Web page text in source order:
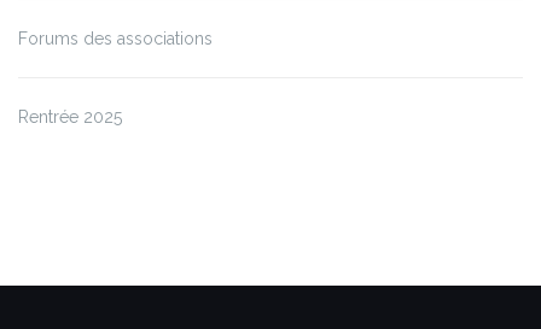
Forums des associations
Rentrée 2025